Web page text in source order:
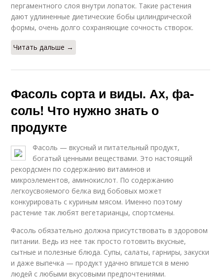
пергаментного слоя внутри лопаток. Такие растения
дают удлиненные диетические бобы цилиндрической
формы, очень долго сохраняющие сочность створок.
Читать дальше →
Фасоль сорта и виды. Ах, фа-
соль! Что нужно знать о
продукте
Фасоль — вкусный и питательный продукт,
богатый ценными веществами. Это настоящий
рекордсмен по содержанию витаминов и
микроэлементов, аминокислот. По содержанию
легкоусвояемого белка вид бобовых может
конкурировать с куриным мясом. Именно поэтому
растение так любят вегетарианцы, спортсмены.
Фасоль обязательно должна присутствовать в здоровом
питании. Ведь из нее так просто готовить вкусные,
сытные и полезные блюда. Супы, салаты, гарниры, закуски
и даже выпечка — продукт удачно впишется в меню
людей с любыми вкусовыми предпочтениями.